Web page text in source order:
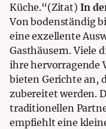
Küche.“(Zitat) In
Von bodenständig
eine exzellente
Gasthäusern. Viele
ihre hervorragende
bieten Gerichte an,
zubereitet werden.
traditionellen
empfiehlt eine